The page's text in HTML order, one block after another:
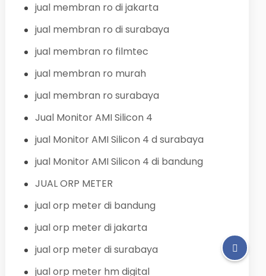
jual membran ro di jakarta
jual membran ro di surabaya
jual membran ro filmtec
jual membran ro murah
jual membran ro surabaya
Jual Monitor AMI Silicon 4
jual Monitor AMI Silicon 4 d surabaya
jual Monitor AMI Silicon 4 di bandung
JUAL ORP METER
jual orp meter di bandung
jual orp meter di jakarta
jual orp meter di surabaya
jual orp meter hm digital